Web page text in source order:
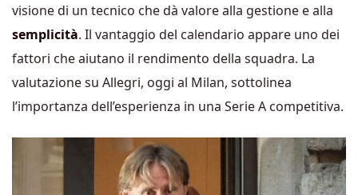
visione di un tecnico che dà valore alla gestione e alla
semplicità. Il vantaggio del calendario appare uno dei
fattori che aiutano il rendimento della squadra. La
valutazione su Allegri, oggi al Milan, sottolinea
l’importanza dell’esperienza in una Serie A competitiva.